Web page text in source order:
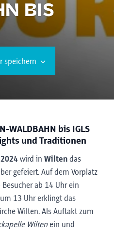
BIS
speichern
WALDBAHN bis IGLS
und Traditionen
wird in Wilten das
gefeiert. Auf dem Vorplatz
ab 14 Uhr ein
13 Uhr erklingt das
Wilten. Als Auftakt zum
Wiltenein und